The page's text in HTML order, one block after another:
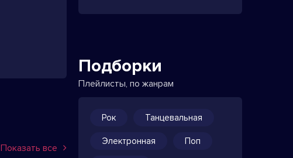
Показать все
Подборки
Плейлисты, по жанрам
Рок Танцевальная
Электронная Поп